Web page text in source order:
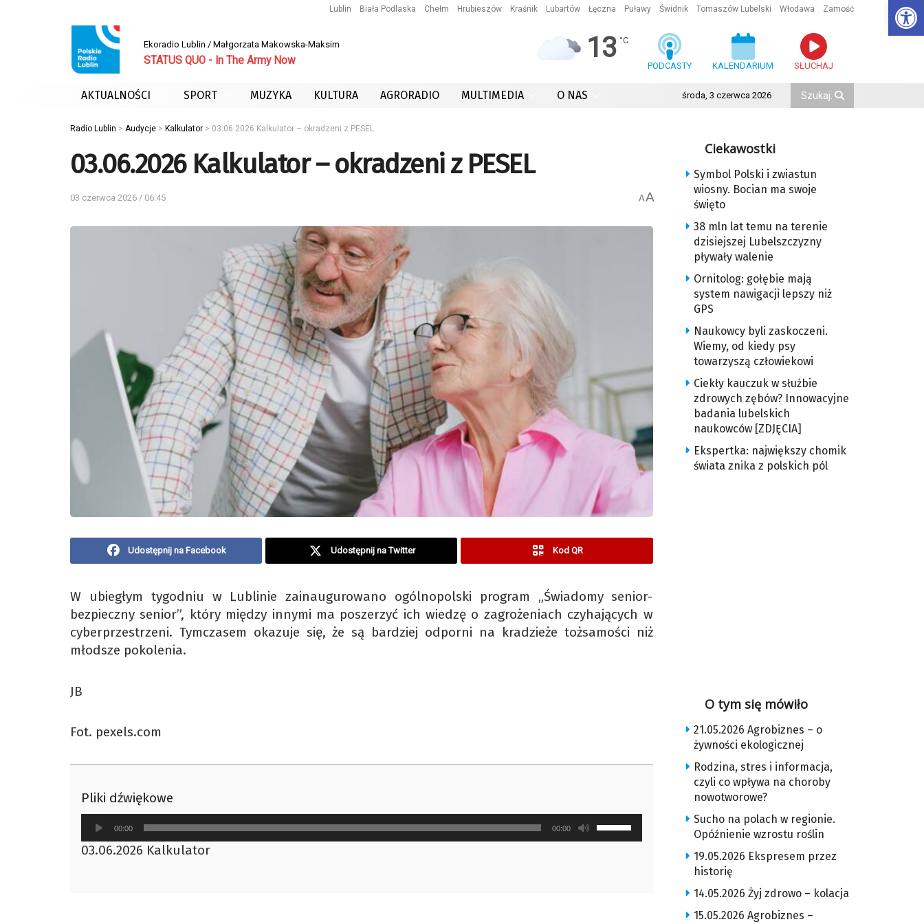
Lublin Biała Podlaska Chełm Hrubieszów Kraśnik Lubartów Łęczna Puławy Świdnik Tomaszów Lubelski Włodawa Zamość
Ekoradio Lublin / Małgorzata Makowska-Maksim
STATUS QUO - In The Army Now 13 °C
PODCASTY KALENDARIUM SŁUCHAJ
AKTUALNOŚCI SPORT MUZYKA KULTURA AGRORADIO MULTIMEDIA O NAS środa, 3 czerwca 2026
Radio Lublin > Audycje > Kalkulator > 03.06.2026 Kalkulator – okradzeni z PESEL
03.06.2026 Kalkulator – okradzeni z PESEL
03 czerwca 2026 / 06:45 AA
Udostępnij na Facebook Udostępnij na Twitter Kod QR
W ubiegłym tygodniu w Lublinie zainaugurowano ogólnopolski program „Świadomy senior-
bezpieczny senior”, który między innymi ma poszerzyć ich wiedzę o zagrożeniach czyhających w
cyberprzestrzeni. Tymczasem okazuje się, że są bardziej odporni na kradzieże tożsamości niż
młodsze pokolenia.
JB
Fot. pexels.com
Pliki dźwiękowe
Odtwarzacz
plików
dźwiękowych
00:00 00:00
strzałek
03.06.2026 Kalkulator
Ciekawostki
Symbol Polski i zwiastun
wiosny. Bocian ma swoje
święto
38 mln lat temu na terenie
dzisiejszej Lubelszczyzny
pływały walenie
Ornitolog: gołębie mają
system nawigacji lepszy niż
GPS
Naukowcy byli zaskoczeni.
Wiemy, od kiedy psy
towarzyszą człowiekowi
Ciekły kauczuk w służbie
zdrowych zębów? Innowacyjne
badania lubelskich
naukowców [ZDJĘCIA]
Ekspertka: największy chomik
świata znika z polskich pól
O tym się mówiło
21.05.2026 Agrobiznes – o
żywności ekologicznej
Rodzina, stres i informacja,
czyli co wpływa na choroby
nowotworowe?
Sucho na polach w regionie.
Opóźnienie wzrostu roślin
19.05.2026 Ekspresem przez
historię
14.05.2026 Żyj zdrowo – kolacja
15.05.2026 Agrobiznes –